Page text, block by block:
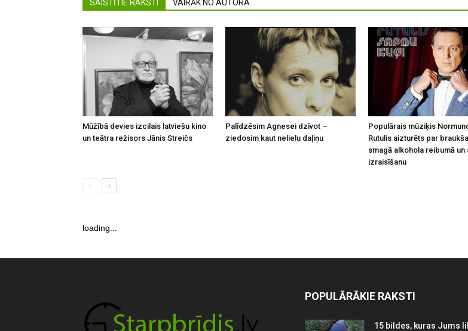
SAISTĪTIE RAKSTI VAIRĀK NO AUTORA
Mūžībā devies izcilais latviešu kino
un teātra režisors Jānis Streičs
Palīdzēsim Agnesei dzīvot –
ziedosim kaut nelielu daļiņu
Populārais mūziķis
Rutulis aizturēts par
smagā alkohola reibumā un
izraisīšanu
loading...
POPULĀRĀKIE RAKSTI
15 bildes, kuras Jums